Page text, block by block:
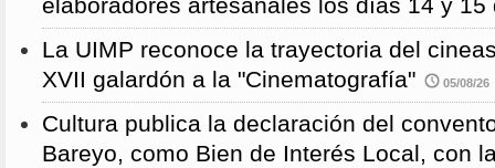
La UIMP reconoce la trayectoria del
XVII galardón a la "Cinematografía"
05/08/26
Cultura publica la declaración del
Bareyo, como Bien de Interés Local, con